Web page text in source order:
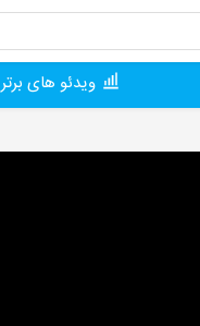
ویدئو های برتر